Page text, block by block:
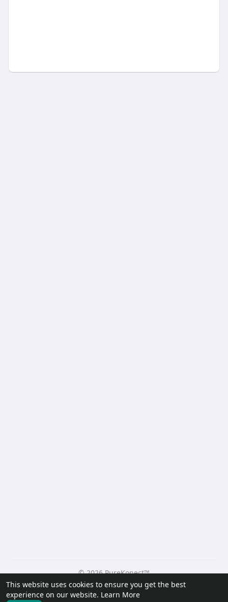
This website uses cookies to ensure you get the best
experience on our website. Learn More
© 2026 PureKonect™
Home
About Contact Us Privacy Policy
Terms of Use
Request a Refund
Blog